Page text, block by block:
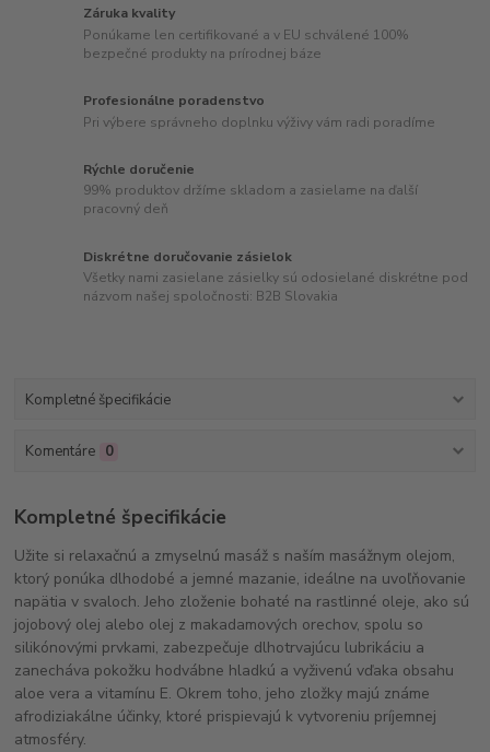
Záruka kvality
Ponúkame len certifikované a v EU schválené 100%
bezpečné produkty na prírodnej báze
Profesionálne poradenstvo
Pri výbere správneho doplnku výživy vám radi poradíme
Rýchle doručenie
99% produktov držíme skladom a zasielame na ďalší
pracovný deň
Diskrétne doručovanie zásielok
Všetky nami zasielane zásielky sú odosielané diskrétne pod
názvom našej spoločnosti: B2B Slovakia
Kompletné špecifikácie
Komentáre 0
Kompletné špecifikácie
Užite si relaxačnú a zmyselnú masáž s naším masážnym olejom,
ktorý ponúka dlhodobé a jemné mazanie, ideálne na uvoľňovanie
napätia v svaloch. Jeho zloženie bohaté na rastlinné oleje, ako sú
jojobový olej alebo olej z makadamových orechov, spolu so
silikónovými prvkami, zabezpečuje dlhotrvajúcu lubrikáciu a
zanecháva pokožku hodvábne hladkú a vyživenú vďaka obsahu
aloe vera a vitamínu E. Okrem toho, jeho zložky majú známe
afrodiziakálne účinky, ktoré prispievajú k vytvoreniu príjemnej
atmosféry.